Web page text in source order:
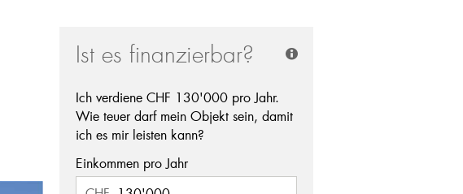
Ist es finanzierbar?
Ich verdiene CHF 130'000 pro Jahr.
Wie teuer darf mein Objekt sein, damit
ich es mir leisten kann?
Einkommen pro Jahr